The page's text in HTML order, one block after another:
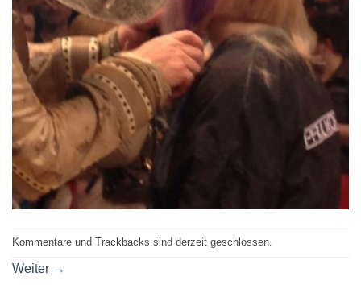
Kommentare und Trackbacks sind derzeit geschlossen.
Weiter →